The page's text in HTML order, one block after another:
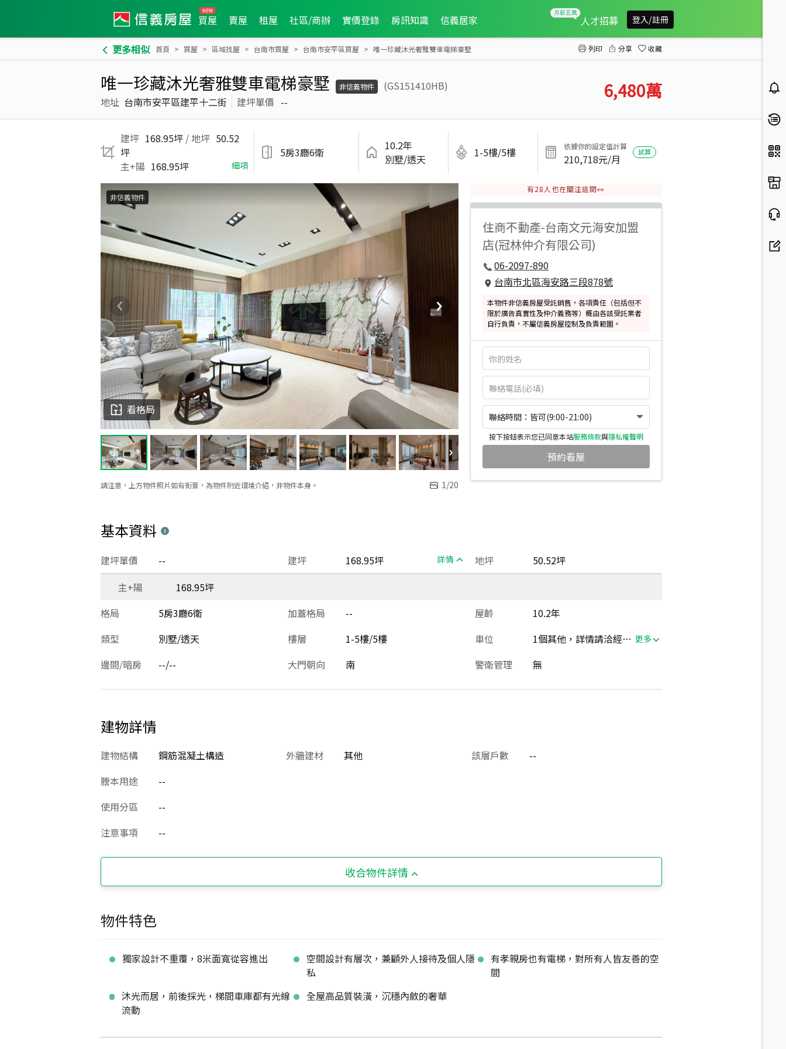
買屋 賣屋 租屋 社區/商辦 實價登錄 房訊知識 信義居家 人才招募 登入/註冊
更多相似 首頁 買屋 區域找屋 台南市買屋 台南市安平區買屋 唯一珍藏沐光奢雅雙車電梯豪墅 列印 分享 收藏
唯一珍藏沐光奢雅雙車電梯豪墅 非信義物件
(GS151410HB)
地址 台南市安平區建平十二街 建坪單價 -- 6,480萬
建坪 168.95坪 / 地坪 50.52
坪
主+陽 168.95坪 細項
5房3廳6衛
10.2年
別墅/透天
1-5樓/5樓 依據你的設定值計算
210,718元/月
試算
請注意，上方物件照片如有街景，為物件附近環境介紹，非物件本身。 1/20
看格局
非信義物件
有28 人也在關注這間👀
住商不動產-台南文元海安加盟
店(冠林仲介有限公司)
06-2097-890
台南市北區海安路三段878號
本物件非信義房屋受託銷售，各項責任（包括但不
限於廣告真實性及仲介義務等）概由各該受託業者
自行負責，不屬信義房屋控制及負責範圍。
聯絡時間：皆可(9:00-21:00)
按下按鈕表示您已同意本站服務條款與隱私權聲明
預約看屋
基本資料
建坪 168.95坪 詳情
建坪單價 -- 地坪
50.52坪
主+陽
168.95坪
格局
5房3廳6衛 加蓋格局 -- 屋齡
10.2年
類型
別墅/透天 樓層 1-5樓/5樓 車位 1個其他，詳情請洽經紀人員 更多
邊間/暗房 --/-- 大門朝向 南 警衛管理 無
建物詳情
建物結構 鋼筋混凝土構造 外牆建材 其他 該層戶數
--
謄本用途
--
使用分區
--
注意事項
--
收合物件詳情
物件特色
獨家設計不重覆，8米面寬從容進出
空間設計有層次，兼顧外人接待及個人隱
私
有孝親房也有電梯，對所有人皆友善的空
間
沐光而居，前後採光，梯間車庫都有光線
流動
全屋高品質裝潢，沉穩內斂的奢華